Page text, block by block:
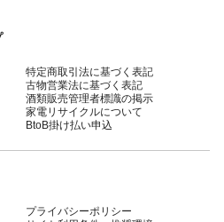
特定商取引法に基づく表記
古物営業法に基づく表記
酒類販売管理者標識の掲示
家電リサイクルについて
BtoB掛け払い申込
プライバシーポリシー